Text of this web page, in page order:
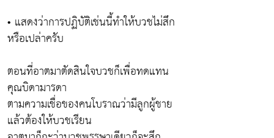
• แสดงว่าการปฏิบัติเช่นนี้ทำให้บวชไม่สึก
หรือเปล่าครับ
ตอนที่อาตมาตัดสินใจบวชก็เพื่อทดแทน
คุณบิดามารดา
ตามความเชื่อของคนโบราณว่ามีลูกผู้ชาย
แล้วต้องให้บวชเรียน